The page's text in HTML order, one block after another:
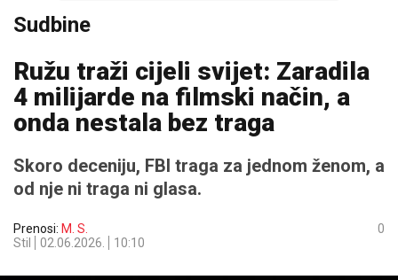
Sudbine
Ružu traži cijeli svijet: Zaradila
4 milijarde na filmski način, a
onda nestala bez traga
Skoro deceniju, FBI traga za jednom ženom, a
od nje ni traga ni glasa.
Prenosi: M. S.
Stil
02.06.2026. 10:10
0